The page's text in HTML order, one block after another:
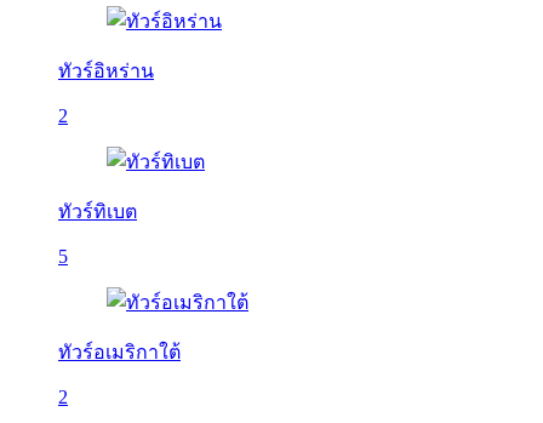
ทัวร์อิหร่าน
2
ทัวร์ทิเบต
5
ทัวร์อเมริกาใต้
2